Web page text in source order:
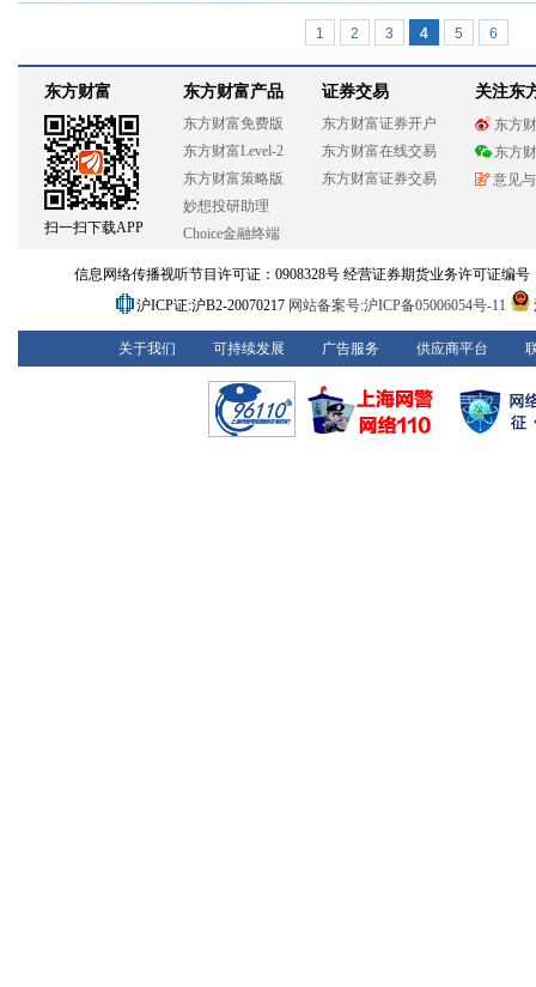
1 2 3 4 5 6
东方财富
扫一扫下载APP
东方财富产品
东方财富免费版
东方财富Level-2
东方财富策略版
妙想投研助理
Choice金融终端
证券交易
东方财富证券开户
东方财富在线交易
东方财富证券交易
关注东
东方
东方
意见
信息网络传播视听节目许可证：0908328号 经营证券期货业务许可证编号
沪ICP证:沪B2-20070217 网站备案号:沪ICP备05006054号-11
关于我们 可持续发展 广告服务 供应商平台